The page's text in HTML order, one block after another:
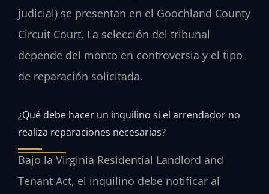
judicial) se presentan en el Goochland County
Circuit Court. La selección del tribunal
depende del monto en controversia y el tipo
de reparación solicitada.
¿Qué debe hacer un inquilino si el arrendador no
realiza reparaciones necesarias?
Bajo la Virginia Residential Landlord and
Tenant Act, el inquilino debe notificar al